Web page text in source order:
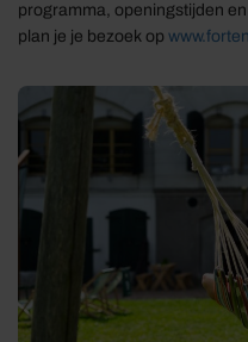
programma, openingstijden
plan je je bezoek op